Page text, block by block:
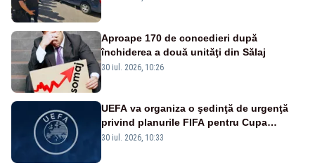
Aproape 170 de concedieri după
închiderea a două unităţi din Sălaj
30 iul. 2026, 10:26
UEFA va organiza o şedinţă de urgenţă
privind planurile FIFA pentru Cupa
Mondială
30 iul. 2026, 10:33